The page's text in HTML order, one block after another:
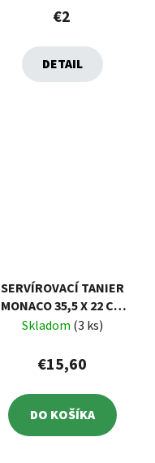
€2
DETAIL
SERVÍROVACÍ TANIER
MONACO 35,5 X 22 CM
AMBITION
Skladom (3 ks)
€15,60
DO KOŠÍKA